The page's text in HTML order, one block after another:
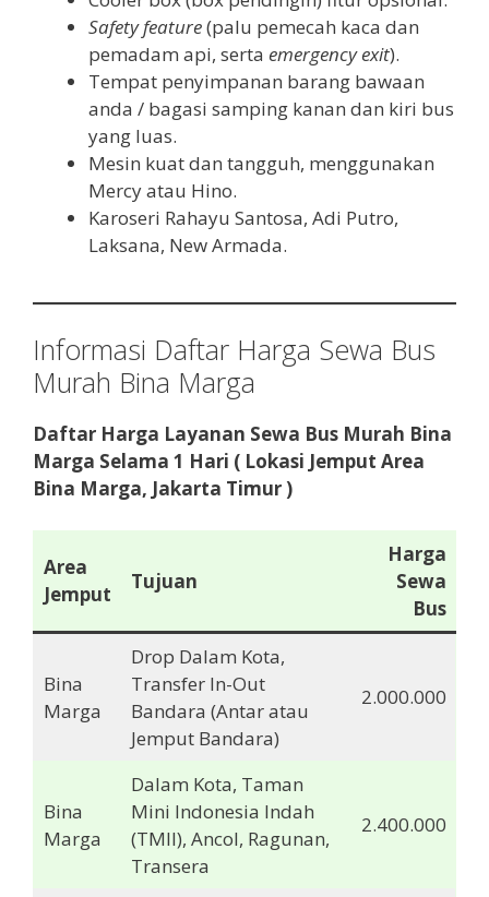
Safety feature(palu pemecah kaca dan
pemadam api, serta emergency exit).
Tempat penyimpanan barang bawaan
anda / bagasi samping kanan dan kiri bus
yang luas.
Mesin kuat dan tangguh, menggunakan
Mercy atau Hino.
Karoseri Rahayu Santosa, Adi Putro,
Laksana, New Armada.
Informasi Daftar Harga Sewa Bus
Murah Bina Marga
Daftar Harga Layanan Sewa Bus Murah Bina
Marga Selama 1 Hari ( Lokasi Jemput Area
Bina Marga, Jakarta Timur )
Area
Jemput
Tujuan
Harga
Sewa
Bus
Bina
Marga
Drop Dalam Kota,
Transfer In-Out
Bandara (Antar atau
Jemput Bandara)
2.000.000
Bina
Marga
Dalam Kota, Taman
Mini Indonesia Indah
(TMII), Ancol, Ragunan,
Transera
2.400.000